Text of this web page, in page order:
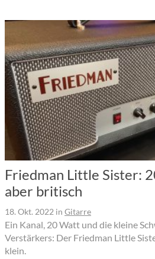
Friedman Little Sister:
aber britisch
18. Okt. 2022 in Gitarre
Ein Kanal, 20 Watt und die kleine
Verstärkers: Der Friedman Little
klein.